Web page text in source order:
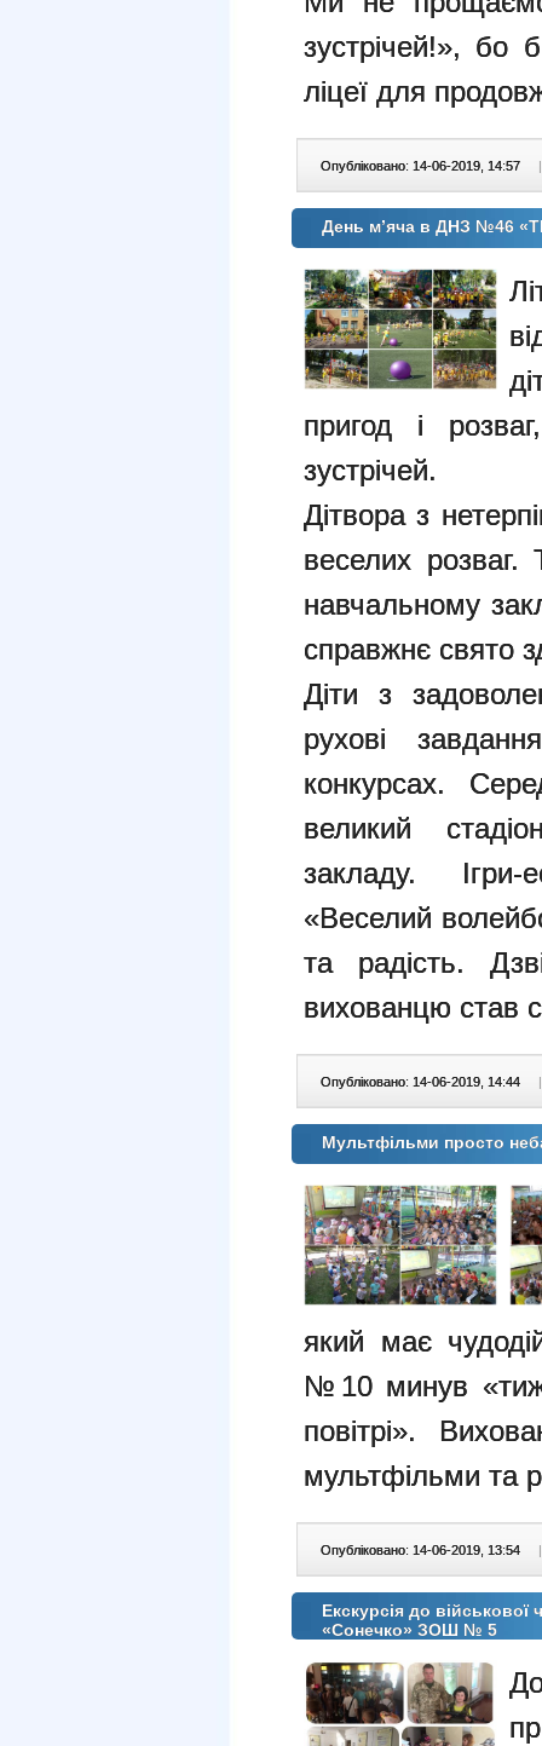
зустрічей!», бо
ліцеї для
Опубліковано: 14-06-2019, 14:57
День м’яча в ДНЗ №46
пригод і
зустрічей.
Дітвора з
веселих
навчальному
справжнє свято
Діти з
рухові
конкурсах.
великий
закладу.
«Веселий
та радість.
вихованцю став
Опубліковано: 14-06-2019, 14:44
Мультфільми просто
який має
№10 минув
повітрі».
мультфільми та
Опубліковано: 14-06-2019, 13:54
Екскурсія до
«Сонечко» ЗОШ № 5